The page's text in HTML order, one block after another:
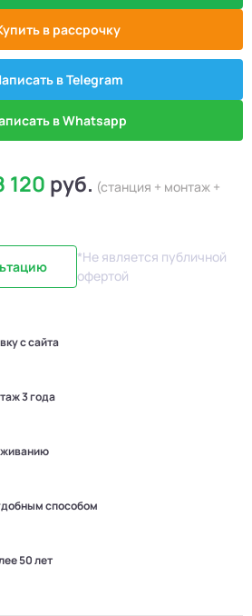
в рассрочку
в Telegram
в Whatsapp
120 руб. (станция + монтаж +
*Не является публичной
офертой
с сайта
3 года
способом
50 лет